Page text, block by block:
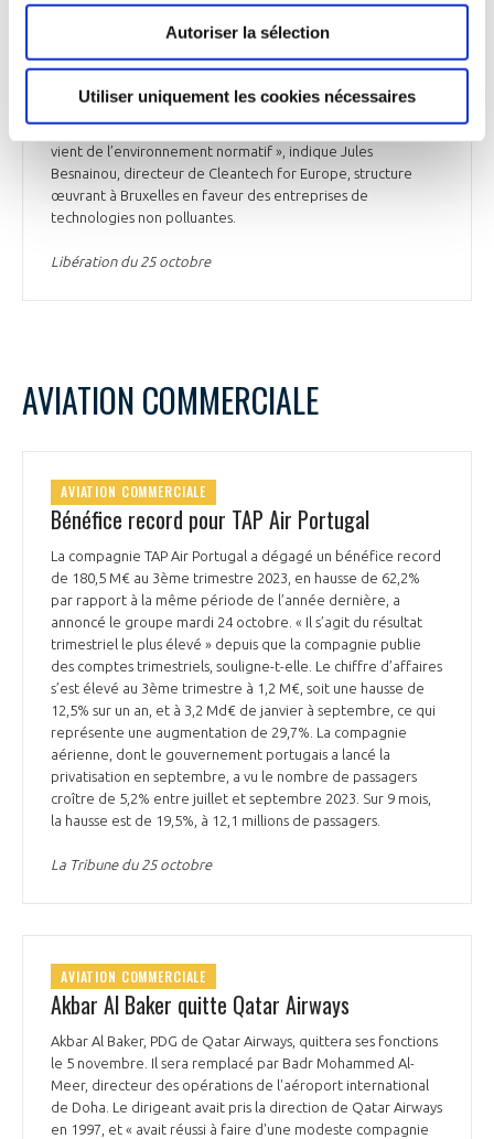
Autoriser la sélection
Utiliser uniquement les cookies nécessaires
explique Sandrine Kergroach, économiste principale au
centre de l’OCDE pour l’entrepreneuriat, les PME, les
complexité des processus pour répondre aux appels à projet
a tendance à desservir les petites structures. « L’autre frein
vient de l’environnement normatif », indique Jules
Besnainou, directeur de Cleantech for Europe, structure
œuvrant à Bruxelles en faveur des entreprises de
technologies non polluantes.
Libération du 25 octobre
AVIATION COMMERCIALE
AVIATION COMMERCIALE
Bénéfice record pour TAP Air Portugal
La compagnie TAP Air Portugal a dégagé un bénéfice record
de 180,5 M€ au 3ème trimestre 2023, en hausse de 62,2%
par rapport à la même période de l’année dernière, a
annoncé le groupe mardi 24 octobre. « Il s’agit du résultat
trimestriel le plus élevé » depuis que la compagnie publie
des comptes trimestriels, souligne-t-elle. Le chiffre d’affaires
s’est élevé au 3ème trimestre à 1,2 M€, soit une hausse de
12,5% sur un an, et à 3,2 Md€ de janvier à septembre, ce qui
représente une augmentation de 29,7%. La compagnie
aérienne, dont le gouvernement portugais a lancé la
privatisation en septembre, a vu le nombre de passagers
croître de 5,2% entre juillet et septembre 2023. Sur 9 mois,
la hausse est de 19,5%, à 12,1 millions de passagers.
La Tribune du 25 octobre
AVIATION COMMERCIALE
Akbar Al Baker quitte Qatar Airways
Akbar Al Baker, PDG de Qatar Airways, quittera ses fonctions
le 5 novembre. Il sera remplacé par Badr Mohammed Al-
Meer, directeur des opérations de l'aéroport international
de Doha. Le dirigeant avait pris la direction de Qatar Airways
en 1997, et « avait réussi à faire d'une modeste compagnie